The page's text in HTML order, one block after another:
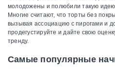
молодожены и полюбили такую идею
Многие считают, что торты без
вызывая ассоциацию с пирогами и
продегустируйте и дайте свою
тренду.
Самые популярные